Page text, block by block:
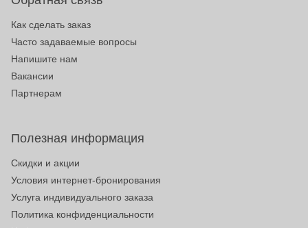
Как сделать заказ
Часто задаваемые вопросы
Напишите нам
Вакансии
Партнерам
Полезная информация
Скидки и акции
Условия интернет-бронирования
Услуга индивидуального заказа
Политика конфиденциальности